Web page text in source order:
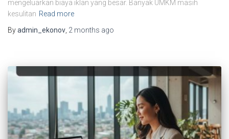
mengeluarkan biaya iklan yang besar. Banyak UMKM masih
kesulitan Read more
Byadmin_ekonov, 2 months ago